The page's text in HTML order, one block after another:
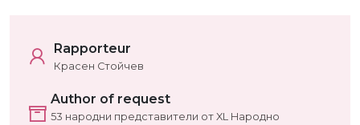
Rapporteur
Красен Стойчев
Author of request
53 народни представители от XL Народно